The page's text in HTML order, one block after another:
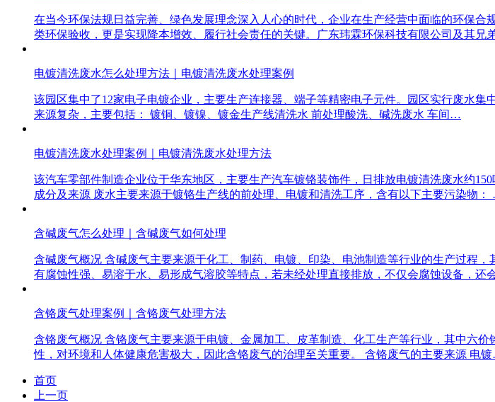
在当今环保法规日益完善、绿色发展理念深入人心的时代，企业在生产经营中面临的环保
类环保验收，更是实现降本增效、履行社会责任的关键。广东玮霖环保科技有限公司及其兄
电镀清洗废水怎么处理方法｜电镀清洗废水处理案例
该园区集中了12家电子电镀企业，主要生产连接器、端子等精密电子元件。园区实行废水
来源复杂，主要包括： 镀铜、镀镍、镀金生产线清洗水 前处理酸洗、碱洗废水 车间…
电镀清洗废水处理案例｜电镀清洗废水处理方法
该汽车零部件制造企业位于华东地区，主要生产汽车镀铬装饰件，日排放电镀清洗废水约
成分及来源 废水主要来源于镀铬生产线的前处理、电镀和清洗工序，含有以下主要污染物
含碱废气怎么处理｜含碱废气如何处理
含碱废气概况 含碱废气主要来源于化工、制药、电镀、印染、电池制造等行业的生产过程
有腐蚀性强、易溶于水、易形成气溶胶等特点，若未经处理直接排放，不仅会腐蚀设备，还
含铬废气处理案例｜含铬废气处理方法
含铬废气概况 含铬废气主要来源于电镀、金属加工、皮革制造、化工生产等行业，其中六
性，对环境和人体健康危害极大，因此含铬废气的治理至关重要。 含铬废气的主要来源 电
首页
上一页